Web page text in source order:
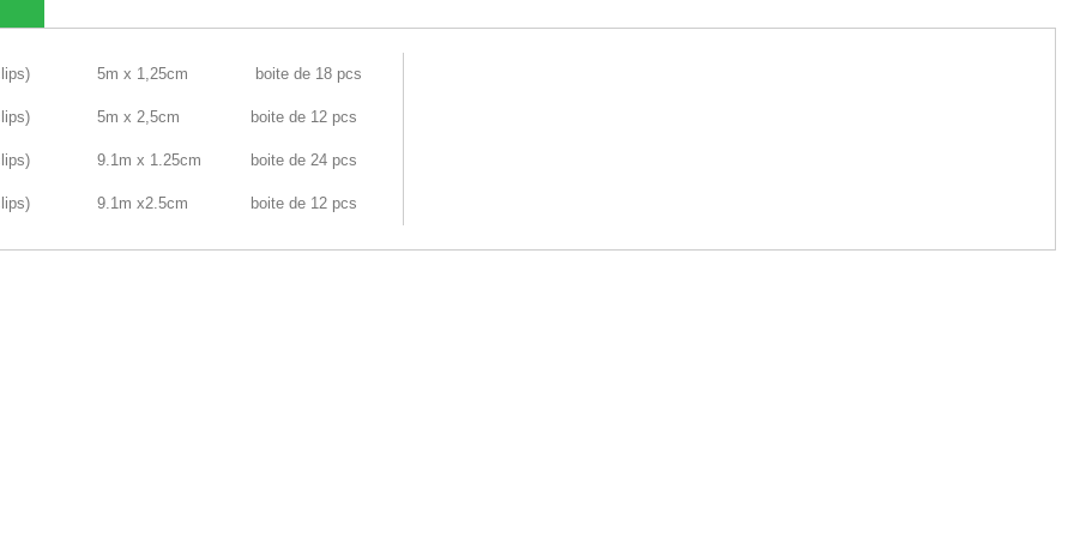
5m x 1,25cm boite de 18 pcs
5m x 2,5cm boite de 12 pcs
9.1m x 1.25cm boite de 24 pcs
9.1m x2.5cm boite de 12 pcs